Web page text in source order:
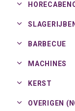
BARBECUE
MACHINES
KERST
OVERIGEN